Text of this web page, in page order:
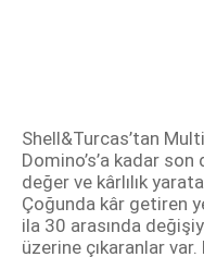
Shell&Turcas’tan
Domino’s’a kadar
değer ve kârlılık
Çoğunda kâr getiren
ila 30 arasında
üzerine çıkaranlar var.